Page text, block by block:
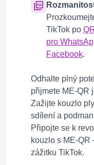
TikTok po
pro
Facebook.
Odhalte plný
přijmete ME-QR
Zažijte kouzlo
sdílení a
Připojte se k
kouzlo s ME-QR
zážitku TikTok.